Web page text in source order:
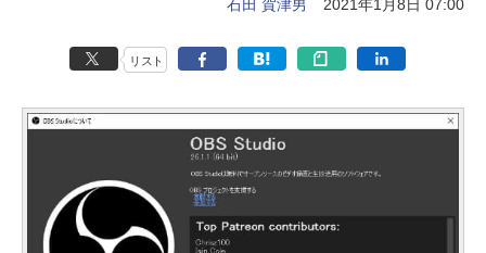
石田 賀津男 2021年1月8日 07:00
リスト